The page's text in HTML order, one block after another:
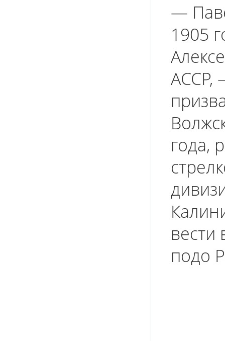
—
1905
АССР,
года,
вести
подо